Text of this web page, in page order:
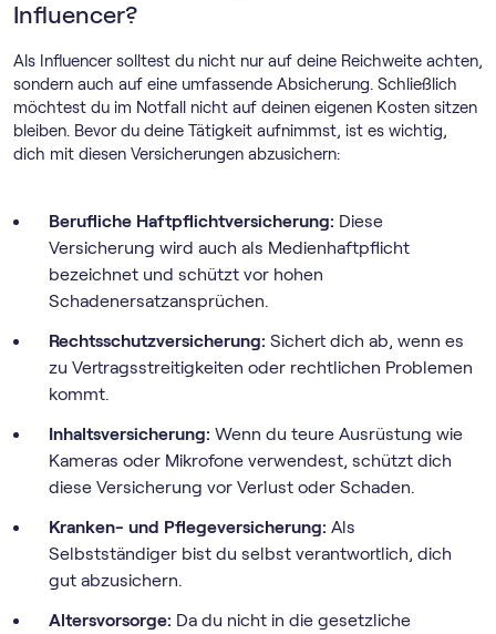
Influencer?
Als Influencer solltest du nicht nur auf deine Reichweite achten,
sondern auch auf eine umfassende Absicherung. Schließlich
möchtest du im Notfall nicht auf deinen eigenen Kosten sitzen
bleiben. Bevor du deine Tätigkeit aufnimmst, ist es wichtig,
dich mit diesen Versicherungen abzusichern:
Berufliche Haftpflichtversicherung: Diese
Versicherung wird auch als Medienhaftpflicht
bezeichnet und schützt vor hohen
Schadenersatzansprüchen.
Rechtsschutzversicherung: Sichert dich ab, wenn es
zu Vertragsstreitigkeiten oder rechtlichen Problemen
kommt.
Inhaltsversicherung: Wenn du teure Ausrüstung wie
Kameras oder Mikrofone verwendest, schützt dich
diese Versicherung vor Verlust oder Schaden.
Kranken- und Pflegeversicherung: Als
Selbstständiger bist du selbst verantwortlich, dich
gut abzusichern.
Altersvorsorge: Da du nicht in die gesetzliche